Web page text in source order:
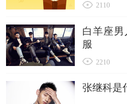
2110
白羊座
服
2210
张继科是